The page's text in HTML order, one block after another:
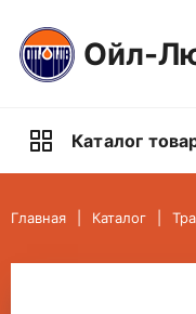
Ойл-
Каталог
Главная Каталог